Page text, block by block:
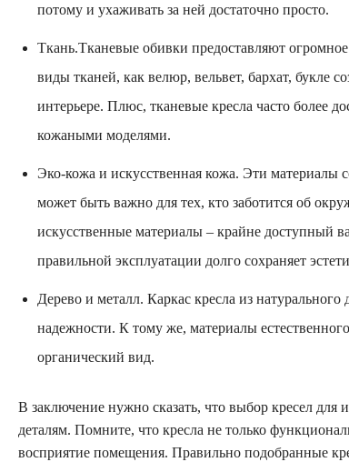
потому и ухаживать за ней достаточно просто.
Ткань.Тканевые обивки предоставляют
виды тканей, как велюр, вельвет, бархат, букле
интерьере. Плюс, тканевые кресла часто более
кожаными моделями.
Эко-кожа и искусственная кожа. Эти материалы
может быть важно для тех, кто заботится об
искусственные материалы – крайне доступный
правильной эксплуатации долго сохраняет
Дерево и металл. Каркас кресла из
надежности. К тому же, материалы
органический вид.
В заключение нужно сказать, что выбор кресел для
деталям. Помните, что кресла не только
восприятие помещения. Правильно подобранные